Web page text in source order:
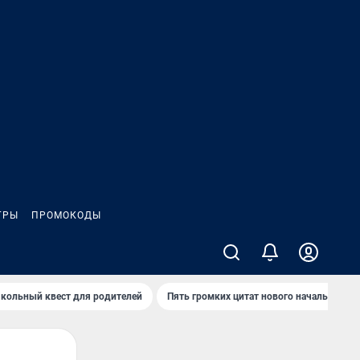
ПРОМОКОДЫ
квест для родителей Пять громких цитат нового начальника